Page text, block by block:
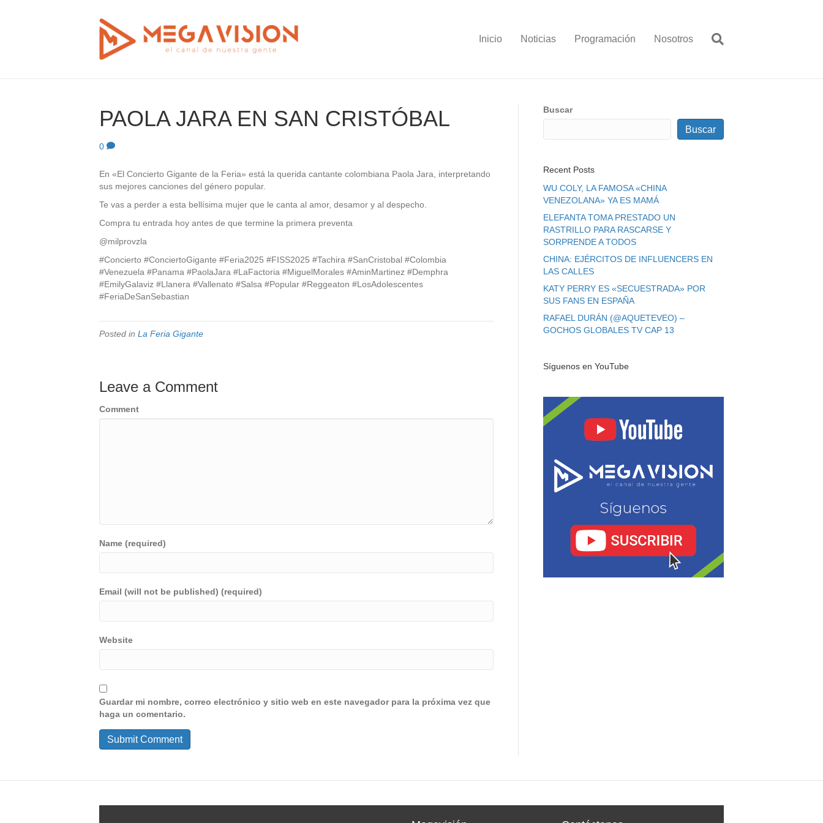
Inicio Noticias Programación Nosotros
PAOLA JARA EN SAN CRISTÓBAL
0
En «El Concierto Gigante de la Feria» está la querida cantante colombiana Paola Jara, interpretando
sus mejores canciones del género popular.
Te vas a perder a esta bellísima mujer que le canta al amor, desamor y al despecho.
Compra tu entrada hoy antes de que termine la primera preventa
@milprovzla
#Concierto #ConciertoGigante #Feria2025 #FISS2025 #Tachira #SanCristobal #Colombia
#Venezuela #Panama #PaolaJara #LaFactoria #MiguelMorales #AminMartinez #Demphra
#EmilyGalaviz #Llanera #Vallenato #Salsa #Popular #Reggeaton #LosAdolescentes
#FeriaDeSanSebastian
Posted in La Feria Gigante
Leave a Comment
Comment
Name (required)
Email (will not be published) (required)
Website
Guardar mi nombre, correo electrónico y sitio web en este navegador para la próxima vez que
haga un comentario.
Buscar
Buscar
Recent Posts
WU COLY, LA FAMOSA «CHINA
VENEZOLANA» YA ES MAMÁ
ELEFANTA TOMA PRESTADO UN
RASTRILLO PARA RASCARSE Y
SORPRENDE A TODOS
CHINA: EJÉRCITOS DE INFLUENCERS EN
LAS CALLES
KATY PERRY ES «SECUESTRADA» POR
SUS FANS EN ESPAÑA
RAFAEL DURÁN (@AQUETEVEO) –
GOCHOS GLOBALES TV CAP 13
Síguenos en YouTube